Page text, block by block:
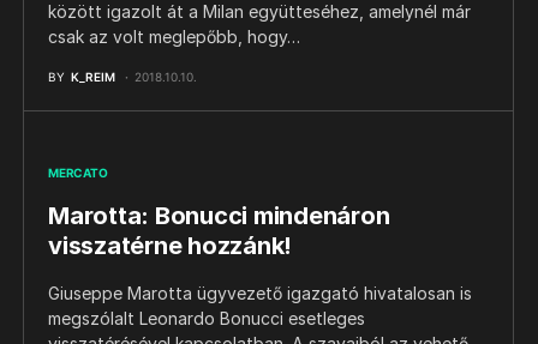
között igazolt át a Milan együtteséhez, amelynél már
csak az volt meglepőbb, hogy…
BY K_REIM 2018.10.10.
MERCATO
Marotta: Bonucci mindenáron
visszatérne hozzánk!
Giuseppe Marotta ügyvezető igazgató hivatalosan is
megszólalt Leonardo Bonucci esetleges